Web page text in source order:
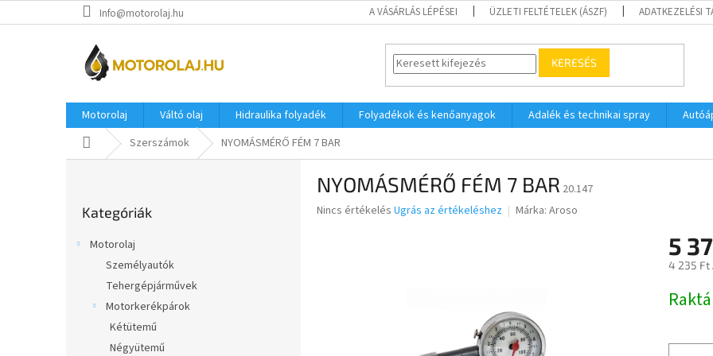
a
Info@motorolaj.hu A VÁSÁRLÁS LÉPÉSEI ÜZLETI FELTÉTELEK (ÁSZF) ADATKEZELÉSI
KERESÉS
Motorolaj Váltó olaj Hidraulika folyadék Folyadékok és kenőanyagok Adalék és technikai spray
KezdőlapSzerszámok NYOMÁSMÉRŐ FÉM 7 BAR
átugrása
Kategóriák
Motorolaj
Személyautók
Tehergépjárművek
Motorkerékpárok
Kétütemű
Négyütemű
NYOMÁSMÉRŐ FÉM 7 BAR 20.147
A
Nincs értékelés Ugrás az értékeléshez Márka: Aroso
5
4 235 Ft